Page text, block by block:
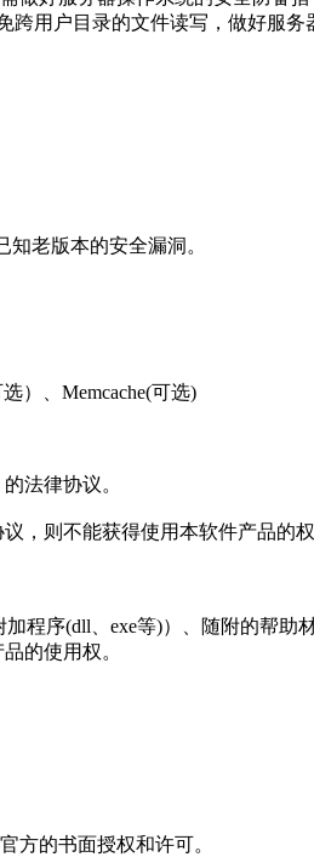
用户目录的文件读写，做好服务
老版本的安全漏洞。
）、Memcache(可选)
法律协议。
，则不能获得使用本软件产品的权
程序(dll、exe等)）、随附的帮助
的使用权。
方的书面授权和许可。